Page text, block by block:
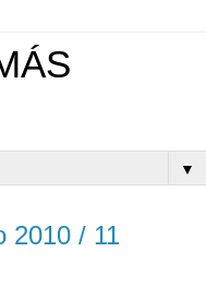
▼
2010 / 11